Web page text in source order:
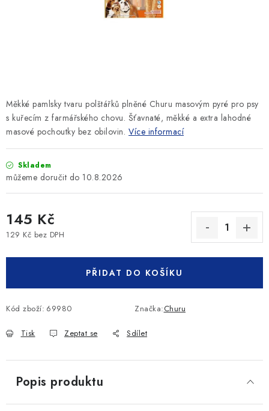
Měkké pamlsky tvaru polštářků plněné Churu masovým pyré pro psy
s kuřecím z farmářského chovu. Šťavnaté, měkké a extra lahodné
masové pochoutky bez obilovin. Více informací
Skladem
10.8.2026
145 Kč
129 Kč bez DPH
PŘIDAT DO KOŠÍKU
Kód zboží: 69980 Značka:Churu
Tisk Zeptat se Sdílet
Popis produktu